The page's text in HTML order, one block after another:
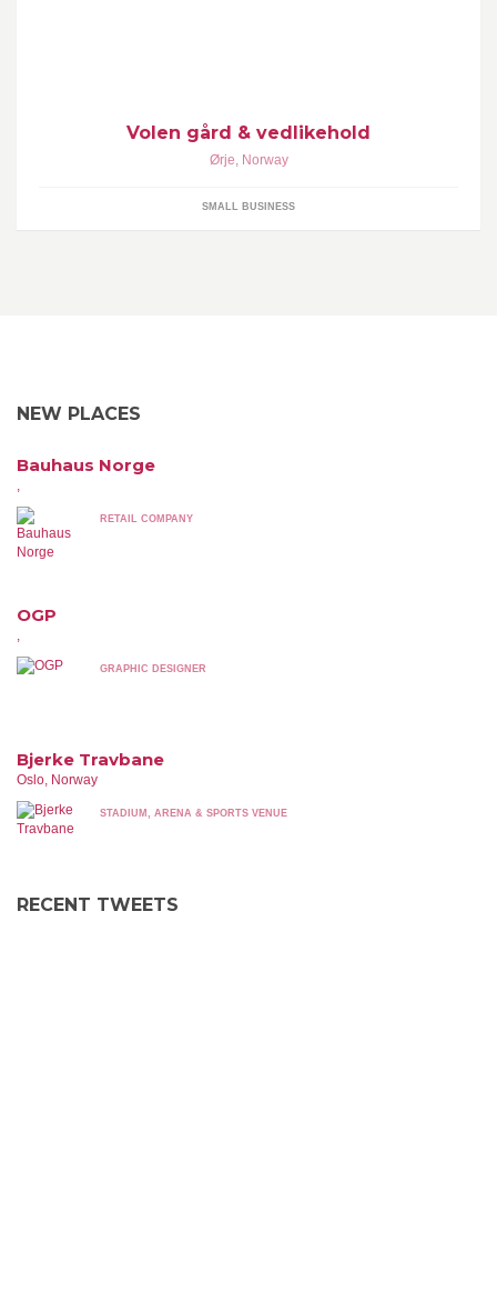
Volen gård & vedlikehold
Ørje, Norway
SMALL BUSINESS
NEW PLACES
Bauhaus Norge
,
RETAIL COMPANY
OGP
,
GRAPHIC DESIGNER
Bjerke Travbane
Oslo, Norway
STADIUM, ARENA & SPORTS VENUE
RECENT TWEETS